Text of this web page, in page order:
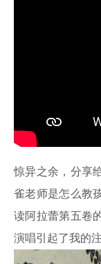
惊异之余，分享
雀老师是怎么教
读阿拉蕾第五卷
演唱引起了我的注